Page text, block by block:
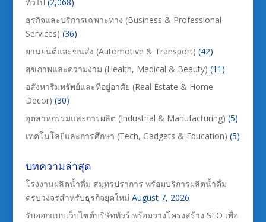
ธุรกิจและบริการเฉพาะทาง (Business & Professional
Services) (36)
ยานยนต์และขนส่ง (Automotive & Transport) (42)
สุขภาพและความงาม (Health, Medical & Beauty) (11)
อสังหาริมทรัพย์และที่อยู่อาศัย (Real Estate & Home
Decor) (30)
อุตสาหกรรมและการผลิต (Industrial & Manufacturing) (5)
เทคโนโลยีและการศึกษา (Tech, Gadgets & Education) (5)
บทความล่าสุด
โรงงานผลิตน้ำดื่ม สมุทรปราการ พร้อมบริการผลิตน้ำดื่ม
ครบวงจรสำหรับธุรกิจยุคใหม่ August 7, 2026
รับออกแบบเว็บไซต์บริษัททัวร์ พร้อมวางโครงสร้าง SEO เพื่อ